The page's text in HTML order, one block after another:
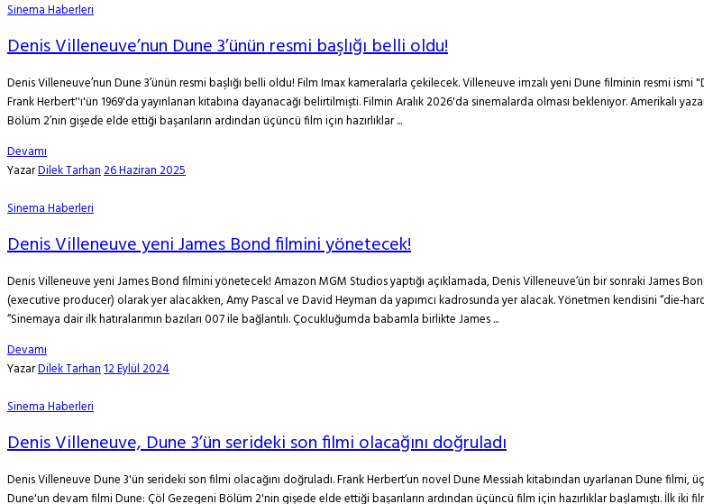
Sinema Haberleri
Denis Villeneuve’nun Dune 3’ünün resmi başlığı belli oldu!
Denis Villeneuve’nun Dune 3’ünün resmi başlığı belli oldu! Film Imax kameralarla çekilecek. Villeneuve imzalı yeni Dune filminin resmi
Frank Herbert''ı'ün 1969'da yayınlanan kitabına dayanacağı belirtilmişti. Filmin Aralık 2026'da sinemalarda olması bekleniyor. Amerikalı
Bölüm 2’nin gişede elde ettiği başarıların ardından üçüncü film için hazırlıklar ...
Devamı
YazarDilek Tarhan26 Haziran 2025
Sinema Haberleri
Denis Villeneuve yeni James Bond filmini yönetecek!
Denis Villeneuve yeni James Bond filmini yönetecek! Amazon MGM Studios yaptığı açıklamada, Denis Villeneuve’ün bir sonraki James
(executive producer) olarak yer alacakken, Amy Pascal ve David Heyman da yapımcı kadrosunda yer alacak. Yönetmen kendisini
“Sinemaya dair ilk hatıralarımın bazıları 007 ile bağlantılı. Çocukluğumda babamla birlikte James ...
Devamı
YazarDilek Tarhan12 Eylül 2024
Sinema Haberleri
Denis Villeneuve, Dune 3’ün serideki son filmi olacağını doğruladı
Denis Villeneuve Dune 3'ün serideki son filmi olacağını doğruladı. Frank Herbert’un novel Dune Messiah kitabından uyarlanan Dune filmi,
Dune'un devam filmi Dune: Çöl Gezegeni Bölüm 2'nin gişede elde ettiği başarıların ardından üçüncü film için hazırlıklar başlamıştı. İlk iki